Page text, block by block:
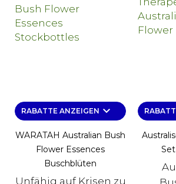
RABATTE ANZEIGEN keyboard_arrow_down
WARATAH Australian Bush
Flower Essences
Buschblüten
Unfähig auf Krisen zu